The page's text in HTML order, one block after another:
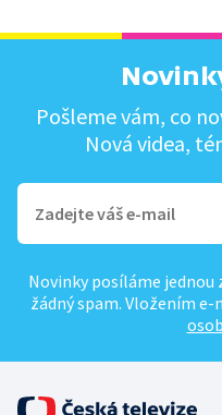
Pošleme vám, co
Nová videa,
Novinky posíláme jednou
žádný spam. Vložením